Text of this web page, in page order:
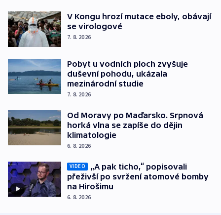
V Kongu hrozí mutace eboly, obávají
se virologové
7. 8. 2026
Pobyt u vodních ploch zvyšuje
duševní pohodu, ukázala
mezinárodní studie
7. 8. 2026
Od Moravy po Maďarsko. Srpnová
horká vlna se zapíše do dějin
klimatologie
6. 8. 2026
VIDEO
„A pak ticho,“ popisovali
přeživší po svržení atomové bomby
na Hirošimu
6. 8. 2026